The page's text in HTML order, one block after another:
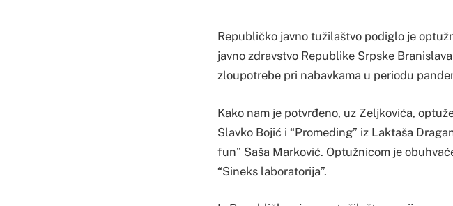
Republičko javno tužilaštvo podiglo je
javno zdravstvo Republike Srpske
zloupotrebe pri nabavkama u periodu
Kako nam je potvrđeno, uz Zeljkovića,
Slavko Bojić i “Promeding” iz Laktaša
fun” Saša Marković. Optužnicom je
“Sineks laboratorija”.